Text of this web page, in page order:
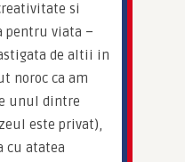
si
pentru viata –
de altii in
noroc ca am
unul dintre
este privat),
cu atatea